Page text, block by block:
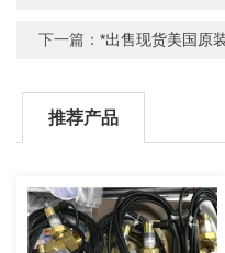
下一篇：*出售现货美国原
推荐产品